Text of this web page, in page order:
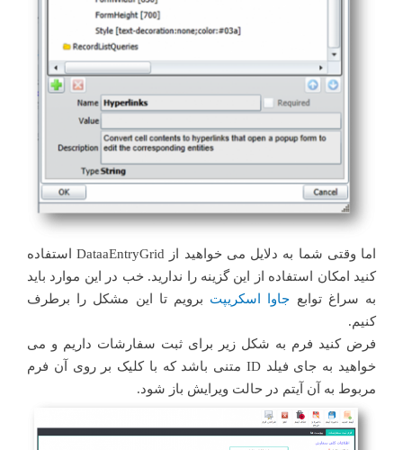
اما وقتی شما به دلایل می خواهید از DataaEntryGrid استفاده
کنید امکان استفاده از این گزینه را ندارید. خب در این موارد باید
به سراغ توابع جاوا اسکریپت برویم تا این مشکل را برطرف
کنیم.
فرض کنید فرم به شکل زیر برای ثبت سفارشات داریم و می
خواهید به جای فیلد ID متنی باشد که با کلیک بر روی آن فرم
مربوط به آن آیتم در حالت ویرایش باز شود.